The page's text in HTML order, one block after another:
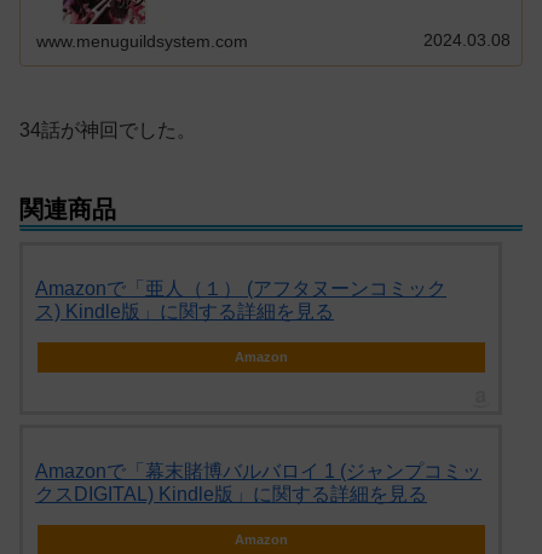
www.menuguildsystem.com 2024.03.08
34話が神回でした。
関連商品
Amazonで「亜人（１） (アフタヌーンコミック
ス) Kindle版」に関する詳細を見る
Amazon
Amazonで「幕末賭博バルバロイ 1 (ジャンプコミッ
クスDIGITAL) Kindle版」に関する詳細を見る
Amazon